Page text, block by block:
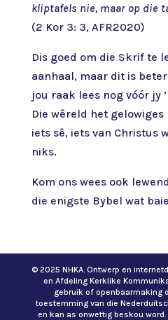
kliptafels nie, maar op die
(2 Kor 3: 3, AFR2020)
Dis goed om die Skrif te
aanhaal, maar dit is
jou raak lees nog vóór jy
Die wêreld het gelowiges
iets sê, iets van Christus
niks.
Kom ons wees ook
die enigste Bybel wat
© 2025 NHKA. Ontwerp en
en Afdeling Kerklike
gebruik of openbaarmaking
toestemming van die
en kan as onwettig beskou